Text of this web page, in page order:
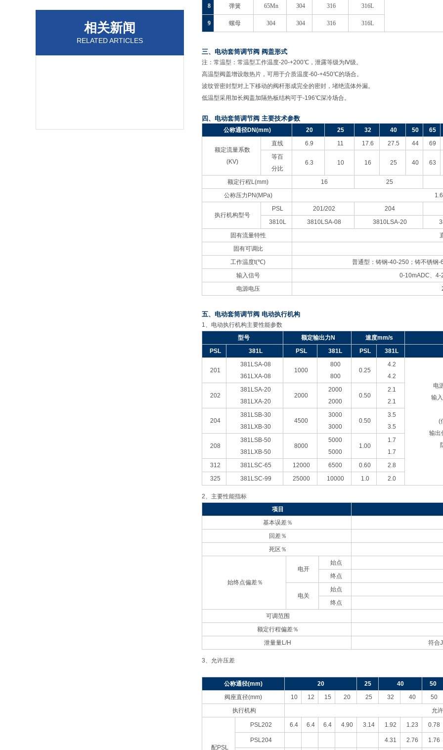
相关新闻
RELATED ARTICLES
8 弹簧 65Mn 304 316 316L
9 螺母 304 304 316 316L
三、电动套筒调节阀 阀盖形式
注：常温型：常温型工作温度-20-+200℃，泄露等级为Ⅳ级。
高温型阀盖增设散热片，可用于介质温度-60-+450℃的场合。
波纹管密封型对上下移动的阀杆形成完全的密封，堵绝流体外漏。
低温型采用加长阀盖加隔热板结构可于-196℃深冷场合。
四、电动套筒调节阀 主要技术参数
公称通径DN(mm) 20 25 32 40 50 65
额定流量系数
(KV)
直线 6.9 11 17.6 27.5 44
69
等百
分比
6.3 10 16 25 40 63
额定行程L(mm) 16
25
公称压力PN(MPa)
执行机构型号
PSL 201/202
204
3810L
3810LSA-08 3810LSA-20
固有流量特性
固有可调比
工作温度t(℃)
普通型：铸钢-40-250；铸不锈钢
输入信号
0-10mADC、4-
电源电压
五、电动套筒调节阀 电动执行机构
1、电动执行机构主要性能参数
型号
额定输出力N
速度mm/s
PSL
381L PSL 381L PSL 381L
201
381LSA-08
361LXA-08
1000
800
800
0.25
4.2
4.2
电
输
(
输出
202
381LSA-20
381LXA-20
2000
2000
2000
0.50
2.1
2.1
204
381LSB-30
381LXB-30
4500
3000
3000
0.50
3.5
3.5
208
381LSB-50
381LXB-50
8000
5000
5000
1.00
1.7
1.7
312
381LSC-65 12000 6500 0.60
2.8
325
381LSC-99 25000 10000 1.0 2.0
2、主要性能指标
项目
基本误差％
回差％
死区％
始终点偏差％
电开
始点
终点
电关
始点
终点
可调范围
额定行程偏差％
泄量量L/H
符合
3、允许压差
公称通径(mm) 20 25 40
50
阀座直径(mm)
10 12 15 20 25 32 40
50
执行机构
允
配PSL
PSL202 6.4 6.4 6.4 4.90 3.14 1.92 1.23 0.78
PSL204 4.31 2.76 1.76